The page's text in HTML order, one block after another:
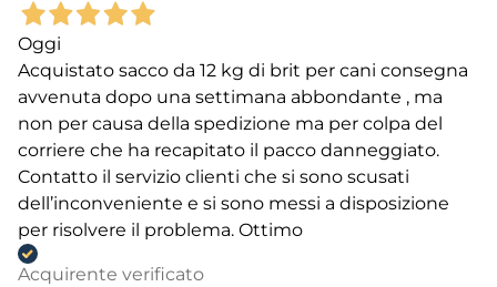
Oggi
Acquistato sacco da 12 kg di brit per cani consegna
avvenuta dopo una settimana abbondante , ma
non per causa della spedizione ma per colpa del
corriere che ha recapitato il pacco danneggiato.
Contatto il servizio clienti che si sono scusati
dell’inconveniente e si sono messi a disposizione
per risolvere il problema. Ottimo
Acquirente verificato